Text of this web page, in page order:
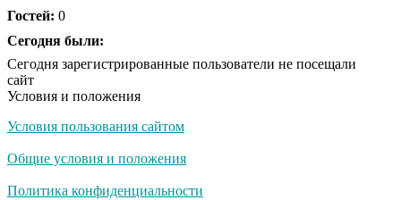
Гостей: 0
Сегодня были:
Сегодня зарегистрированные пользователи не посещали
сайт
Условия и положения
Условия пользования сайтом
Общие условия и положения
Политика конфиденциальности